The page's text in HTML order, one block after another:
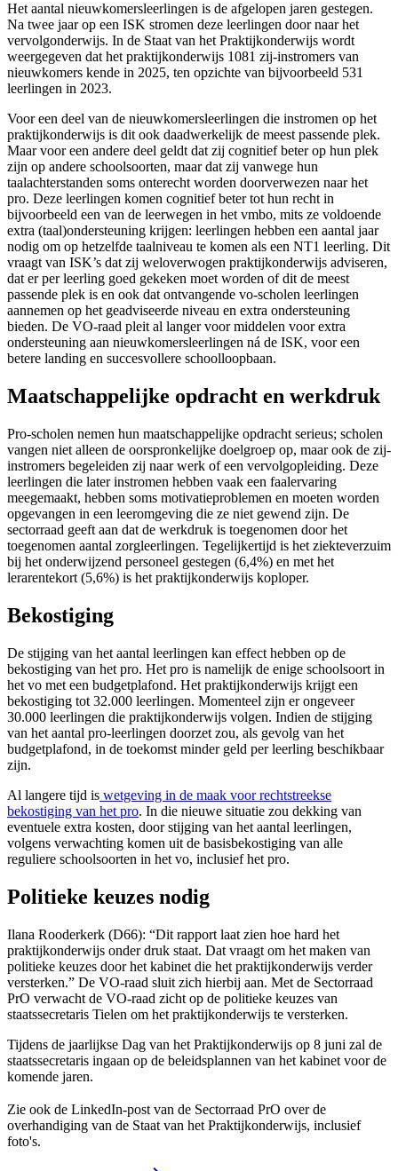
Het aantal nieuwkomersleerlingen is de afgelopen jaren gestegen.
Na twee jaar op een ISK stromen deze leerlingen door naar het
vervolgonderwijs. In de Staat van het Praktijkonderwijs wordt
weergegeven dat het praktijkonderwijs 1081 zij-instromers van
nieuwkomers kende in 2025, ten opzichte van bijvoorbeeld 531
leerlingen in 2023.
Voor een deel van de nieuwkomersleerlingen die instromen op het
praktijkonderwijs is dit ook daadwerkelijk de meest passende plek.
Maar voor een andere deel geldt dat zij cognitief beter op hun plek
zijn op andere schoolsoorten, maar dat zij vanwege hun
taalachterstanden soms onterecht worden doorverwezen naar het
pro. Deze leerlingen komen cognitief beter tot hun recht in
bijvoorbeeld een van de leerwegen in het vmbo, mits ze voldoende
extra (taal)ondersteuning krijgen: leerlingen hebben een aantal jaar
nodig om op hetzelfde taalniveau te komen als een NT1 leerling. Dit
vraagt van ISK’s dat zij weloverwogen praktijkonderwijs adviseren,
dat er per leerling goed gekeken moet worden of dit de meest
passende plek is en ook dat ontvangende vo-scholen leerlingen
aannemen op het geadviseerde niveau en extra ondersteuning
bieden. De VO-raad pleit al langer voor middelen voor extra
ondersteuning aan nieuwkomersleerlingen ná de ISK, voor een
betere landing en succesvollere schoolloopbaan.
Maatschappelijke opdracht en werkdruk
Pro-scholen nemen hun maatschappelijke opdracht serieus; scholen
vangen niet alleen de oorspronkelijke doelgroep op, maar ook de zij-
instromers begeleiden zij naar werk of een vervolgopleiding. Deze
leerlingen die later instromen hebben vaak een faalervaring
meegemaakt, hebben soms motivatieproblemen en moeten worden
opgevangen in een leeromgeving die ze niet gewend zijn. De
sectorraad geeft aan dat de werkdruk is toegenomen door het
toegenomen aantal zorgleerlingen. Tegelijkertijd is het ziekteverzuim
bij het onderwijzend personeel gestegen (6,4%) en met het
lerarentekort (5,6%) is het praktijkonderwijs koploper.
Bekostiging
De stijging van het aantal leerlingen kan effect hebben op de
bekostiging van het pro. Het pro is namelijk de enige schoolsoort in
het vo met een budgetplafond. Het praktijkonderwijs krijgt een
bekostiging tot 32.000 leerlingen. Momenteel zijn er ongeveer
30.000 leerlingen die praktijkonderwijs volgen. Indien de stijging
van het aantal pro-leerlingen doorzet zou, als gevolg van het
budgetplafond, in de toekomst minder geld per leerling beschikbaar
zijn.
Al langere tijd is wetgeving in de maak voor rechtstreekse
bekostiging van het pro. In die nieuwe situatie zou dekking van
eventuele extra kosten, door stijging van het aantal leerlingen,
volgens verwachting komen uit de basisbekostiging van alle
reguliere schoolsoorten in het vo, inclusief het pro.
Politieke keuzes nodig
Ilana Rooderkerk (D66): “Dit rapport laat zien hoe hard het
praktijkonderwijs onder druk staat. Dat vraagt om het maken van
politieke keuzes door het kabinet die het praktijkonderwijs verder
versterken.” De VO-raad sluit zich hierbij aan. Met de Sectorraad
PrO verwacht de VO-raad zicht op de politieke keuzes van
staatssecretaris Tielen om het praktijkonderwijs te versterken.
Tijdens de jaarlijkse Dag van het Praktijkonderwijs op 8 juni zal de
staatssecretaris ingaan op de beleidsplannen van het kabinet voor de
komende jaren.
Zie ook de LinkedIn-post van de Sectorraad PrO over de
overhandiging van de Staat van het Praktijkonderwijs, inclusief
foto's.